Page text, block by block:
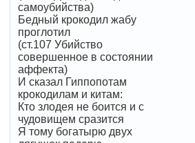
самоубийства)
Бедный крокодил жабу
проглотил
(ст.107 Убийство
совершенное в состоянии
аффекта)
И сказал Гиппопотам
крокодилам и китам:
Кто злодея не боится и с
чудовищем сразится
Я тому богатырю двух